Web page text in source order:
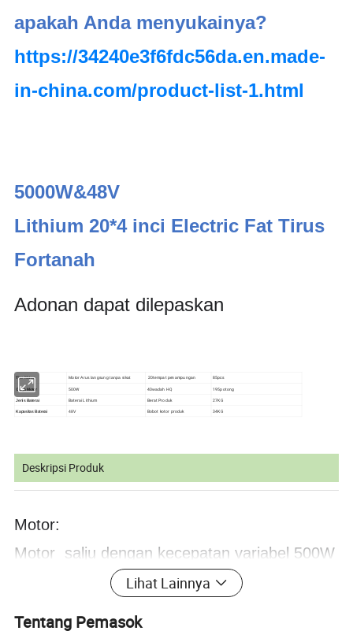
apakah Anda menyukainya?
https://34240e3f6fdc56da.en.made-
in-china.com/product-list-1.html
5000W&48V
Lithium 20*4 inci Electric Fat Tirus
Fortanah
Adonan dapat dilepaskan
Tipe Motor Motor Arus langsung tanpa sikat 20tempat penampungan 85pcs
Daya Motor 500W 40wadah HQ 195potong
Jenis Baterai Baterai Lithium Berat Produk 27KG
Kapasitas Baterai 48V Bobot kotor produk 34KG
Deskripsi Produk
Motor:
Motor salju dengan kecepatan variabel 500W
tanpa sikat 500WLihat Lainnya
Tentang Pemasok